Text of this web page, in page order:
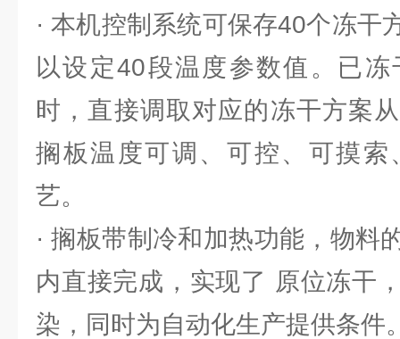
· 本机控制系统可保存40个冻干
以设定40段温度参数值。已
时，直接调取对应的冻干方案
搁板温度可调、可控、可摸索
艺。
· 搁板带制冷和加热功能，物料
内直接完成，实现了 原位冻干
染，同时为自动化生产提供条件